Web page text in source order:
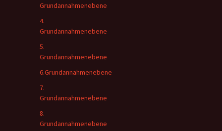
Grundannahmenebene
4.
Grundannahmenebene
5.
Grundannahmenebene
6.Grundannahmenebene
7.
Grundannahmenebene
8.
Grundannahmenebene